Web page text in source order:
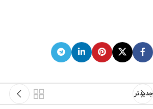
جدیدتر